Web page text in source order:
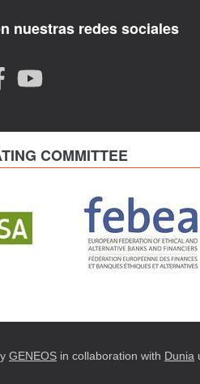
nuestras redes sociales
COMMITTEE
GENEOS in collaboration with Dunia